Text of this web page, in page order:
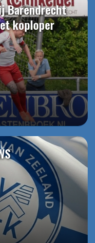
Barendrecht
koploper